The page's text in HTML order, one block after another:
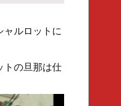
ャルロットに
トの旦那は仕